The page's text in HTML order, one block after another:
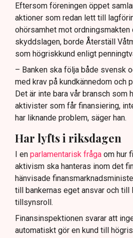
Eftersom föreningen öppet
aktioner som redan lett till
ohörsamhet mot ordningsmakten
skyddslagen, borde Återställ
som högriskkund enligt
– Banken ska följa både svensk
med krav på kundkännedom och
Det är inte bara vår bransch som
aktivister som får finansiering,
har liknande problem, säger han.
Har lyfts i riksdagen
I en parlamentarisk fråga om hur
aktivism ska hanteras inom det
hänvisade
till bankernas eget ansvar och till
tillsynsroll.
Finansinspektionen svarar att
automatiskt gör en kund till